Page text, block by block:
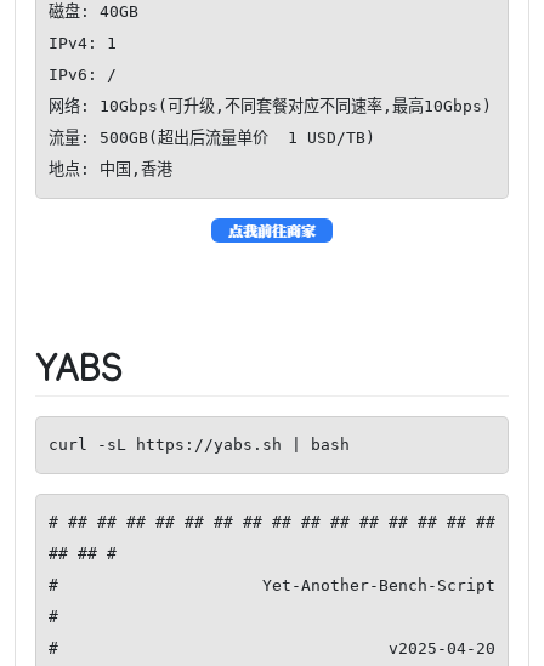
磁盘: 40GB
IPv4: 1
IPv6: /
网络: 10Gbps(可升级,不同套餐对应不同速率,最高10Gbps)
流量: 500GB(超出后流量单价  1 USD/TB)
地点: 中国,香港
YABS
curl -sL https://yabs.sh | bash
# ## ## ## ## ## ## ## ## ## ## ## ## ## ## ##
## ## #
#              Yet-Another-Bench-Script
#
#                     v2025-04-20